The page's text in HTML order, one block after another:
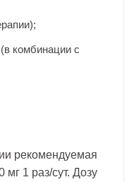
комбинации с
рекомендуемая
мг 1 раз/сут. Дозу